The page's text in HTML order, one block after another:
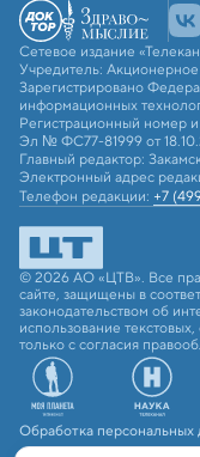
Сетевое издание
Учредитель:
Зарегистрировано
информационных
Регистрационный номер
Эл № ФС77-81999 от
Главный редактор:
Электронный адрес
Телефон редакции: +7
© 2026 АО «ЦТВ». Все
сайте, защищены в
законодательством об
использование
только с согласия
Обработка персональных